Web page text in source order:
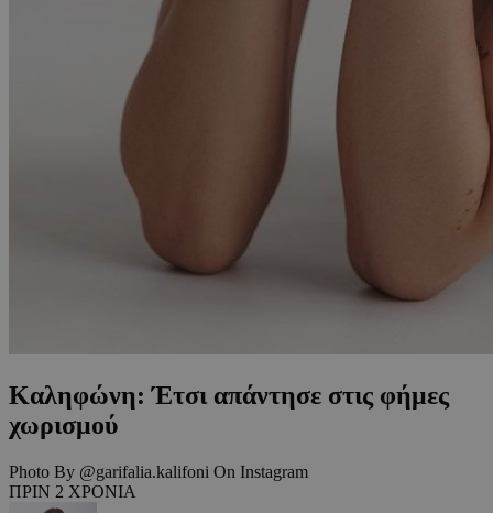
Καληφώνη: Έτσι απάντησε στις φήμες
χωρισμού
Photo By @garifalia.kalifoni On Instagram
ΠΡΙΝ 2 ΧΡΟΝΙΑ